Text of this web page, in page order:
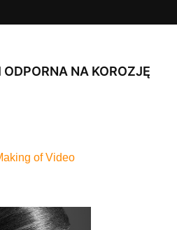
ODPORNA NA KOROZJĘ
of Video